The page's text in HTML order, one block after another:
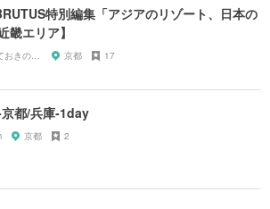
特別編集「アジアのリゾート、日本の
畿エリア】
とっておきの宿探し 京都 17
都/兵庫-1day
京都 2